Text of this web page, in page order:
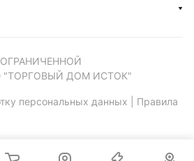
"ТОРГОВЫЙ ДОМ ИСТОК"
персональных данных
Правила